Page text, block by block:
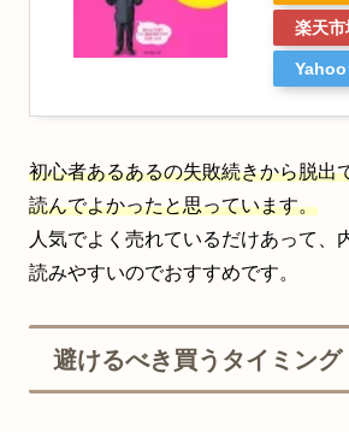
楽天市
Yahoo
初心者あるあるの失敗続きから脱出
読んでよかったと思っています。
人気でよく売れているだけあって、
読みやすいのでおすすめです。
避けるべき買うタイミング